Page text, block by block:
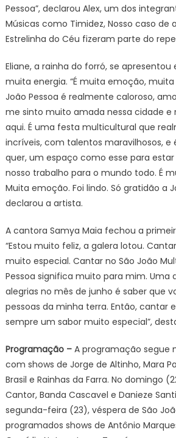
Pessoa”, declarou Alex, um dos
Músicas como Timidez, Nosso caso de
Estrelinha do Céu fizeram parte do
Eliane, a rainha do forró, se
muita energia. “É muita emoção,
João Pessoa é realmente caloroso,
me sinto muito amada nessa cidade e
aqui. É uma festa multicultural que
incríveis, com talentos maravilhosos, e
quer, um espaço como esse para
nosso trabalho para o mundo todo. É
Muita emoção. Foi lindo. Só gratidão a
declarou a artista.
A cantora Samya Maia fechou a
“Estou muito feliz, a galera lotou.
muito especial. Cantar no São João
Pessoa significa muito para mim. Uma
alegrias no mês de junho é saber que
pessoas da minha terra. Então, cantar
sempre um sabor muito especial”,
Programação – A programação segue
com shows de Jorge de Altinho, Mara
Brasil e Rainhas da Farra. No domingo
Cantor, Banda Cascavel e Danieze
segunda-feira (23), véspera de São
programados shows de Antônio